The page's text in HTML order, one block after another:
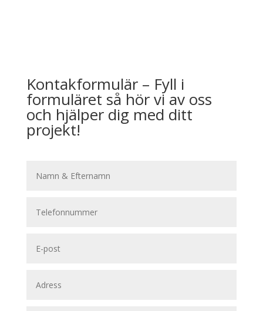
Kontakformulär – Fyll i
formuläret så hör vi av oss
och hjälper dig med ditt
projekt!